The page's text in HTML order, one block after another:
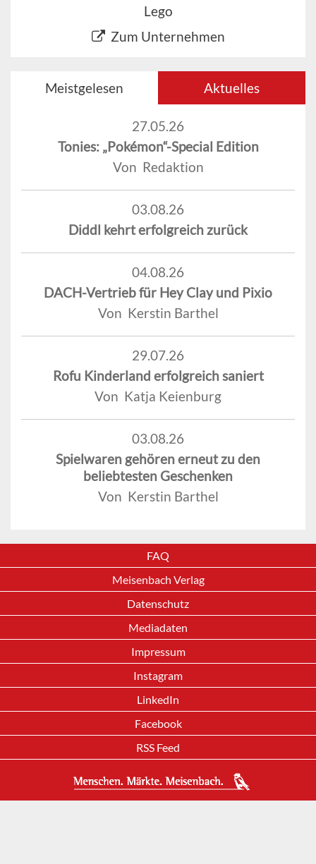
Lego
Zum Unternehmen
Meistgelesen Aktuelles
27.05.26
Tonies: „Pokémon“-Special Edition
Von Redaktion
03.08.26
Diddl kehrt erfolgreich zurück
04.08.26
DACH-Vertrieb für Hey Clay und Pixio
Von Kerstin Barthel
29.07.26
Rofu Kinderland erfolgreich saniert
Von Katja Keienburg
03.08.26
Spielwaren gehören erneut zu den
beliebtesten Geschenken
Von Kerstin Barthel
FAQ
Meisenbach Verlag
Datenschutz
Mediadaten
Impressum
Instagram
LinkedIn
Facebook
RSS Feed